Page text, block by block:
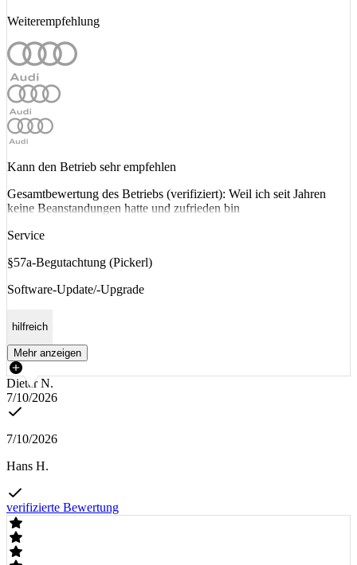
Weiterempfehlung
Kann den Betrieb sehr empfehlen
Gesamtbewertung des Betriebs (verifiziert): Weil ich seit Jahren
keine Beanstandungen hatte und zufrieden bin
Service
§57a-Begutachtung (Pickerl)
Software-Update/-Upgrade
hilfreich
Mehr anzeigen
Dieter N.
7/10/2026
7/10/2026
Hans H.
verifizierte Bewertung